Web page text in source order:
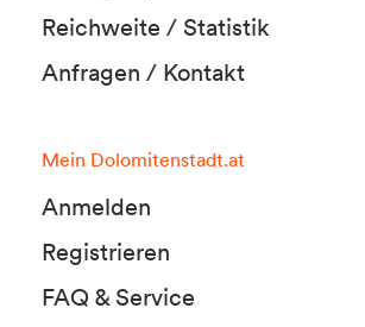
Reichweite / Statistik
Anfragen / Kontakt
Mein Dolomitenstadt.at
Anmelden
Registrieren
FAQ & Service